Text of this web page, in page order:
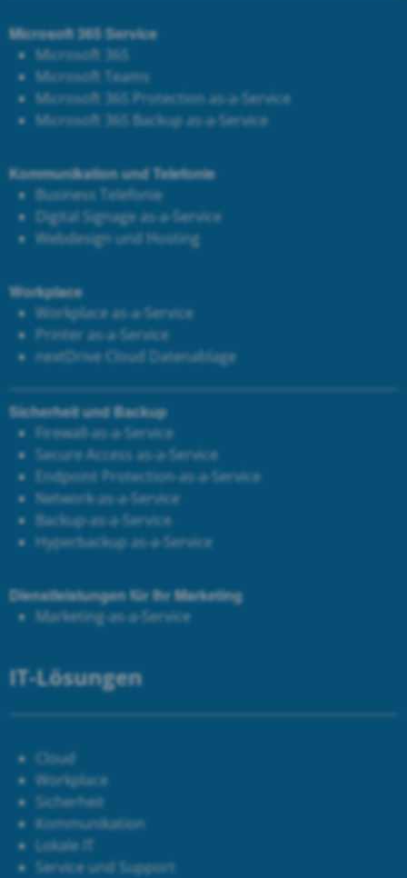
Microsoft 365 Service
Microsoft 365
Microsoft Teams
Microsoft 365 Protection as-a-Service
Microsoft 365 Backup as-a-Service
Kommunikation und Telefonie
Business Telefonie
Digital Signage as-a-Service
Webdesign und Hosting
Workplace
Workplace as-a-Service
Printer as-a-Service
nextDrive Cloud Datenablage
Sicherheit und Backup
Firewall-as-a-Service
Secure Access as-a-Service
Endpoint Protection-as-a-Service
Network-as-a-Service
Backup-as-a-Service
Hyperbackup as-a-Service
Dienstleistungen für Ihr Marketing
Marketing-as-a-Service
IT-Lösungen
Cloud
Workplace
Sicherheit
Kommunikation
Lokale IT
Service und Support